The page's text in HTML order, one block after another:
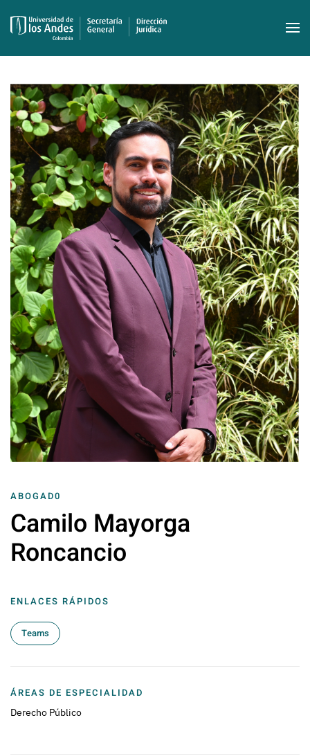
Skip to main content
ABOGAD0
Camilo Mayorga
Roncancio
ENLACES RÁPIDOS
Teams
ÁREAS DE ESPECIALIDAD
Derecho Público